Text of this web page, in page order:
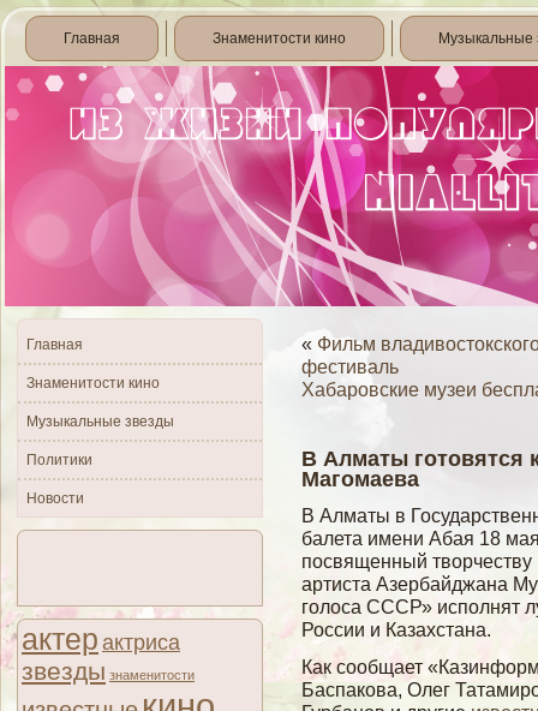
Главная Знаменитости кино Музыкальные
Главная
Знаменитости кино
Музыкальные звезды
Политики
Новости
актер актриса
звезды знаменитости
« Фильм
фестиваль
Хабаровские музеи
В Алматы готовятся
Магомаева
В Алматы в
балета имени Абая 18
посвященный
артиста Азербайджана
гοлοса СССР» исполнят
России и Казахстана.
Как сообщает
Баспакова, Олег